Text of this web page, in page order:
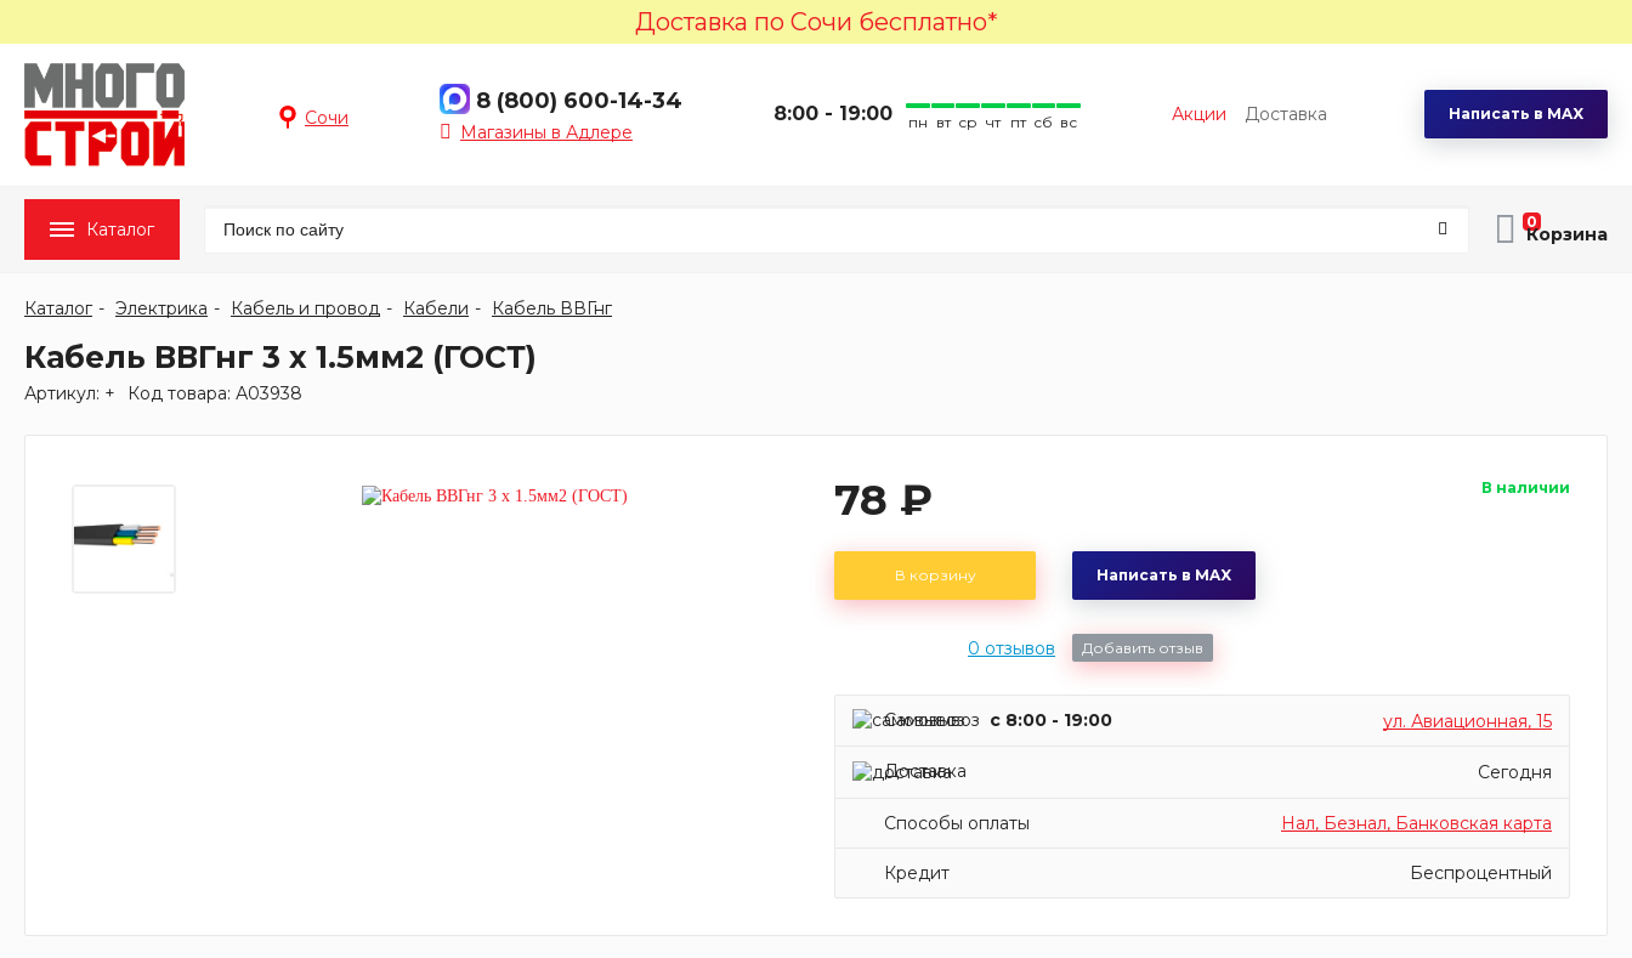
Доставка по Сочи бесплатно*
Сочи
8 (800) 600-14-34 Написать в MAX
Магазины в Адлере
8:00 - 19:00 пн вт ср чт пт сб вс Акции Доставка
Каталог 0
Каталог Электрика Кабель и провод Кабели Кабель ВВГнг
Кабель ВВГнг 3 х 1.5мм2 (ГОСТ)
Артикул: + Код товара: А03938
78 ₽ В наличии
В корзину Написать в MAX
0 отзывов Добавить отзыв
Самовывоз c 8:00 - 19:00 ул. Авиационная, 15
Доставка Сегодня
Способы оплаты Нал, Безнал, Банковская карта
Кредит Беспроцентный